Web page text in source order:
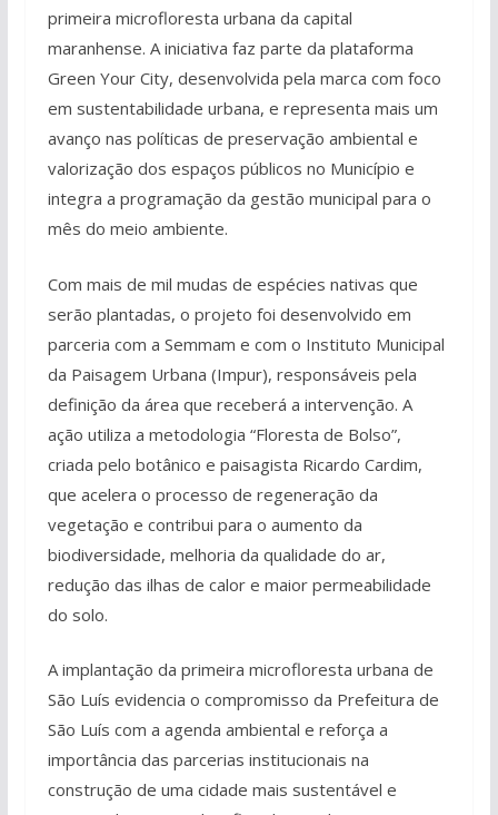
primeira microfloresta urbana da capital
maranhense. A iniciativa faz parte da plataforma
Green Your City, desenvolvida pela marca com foco
em sustentabilidade urbana, e representa mais um
avanço nas políticas de preservação ambiental e
valorização dos espaços públicos no Município e
integra a programação da gestão municipal para o
mês do meio ambiente.
Com mais de mil mudas de espécies nativas que
serão plantadas, o projeto foi desenvolvido em
parceria com a Semmam e com o Instituto Municipal
da Paisagem Urbana (Impur), responsáveis pela
definição da área que receberá a intervenção. A
ação utiliza a metodologia “Floresta de Bolso”,
criada pelo botânico e paisagista Ricardo Cardim,
que acelera o processo de regeneração da
vegetação e contribui para o aumento da
biodiversidade, melhoria da qualidade do ar,
redução das ilhas de calor e maior permeabilidade
do solo.
A implantação da primeira microfloresta urbana de
São Luís evidencia o compromisso da Prefeitura de
São Luís com a agenda ambiental e reforça a
importância das parcerias institucionais na
construção de uma cidade mais sustentável e